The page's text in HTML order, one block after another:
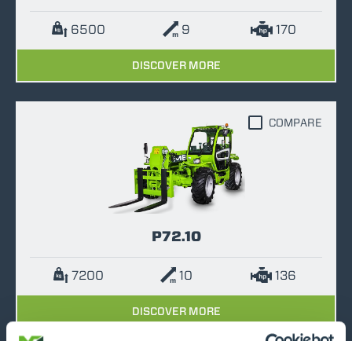
6500 9 170
DISCOVER MORE
P72.10
7200 10 136
DISCOVER MORE
COMPARE